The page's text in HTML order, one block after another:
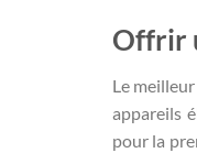
Offrir
Le
appareils
pour la